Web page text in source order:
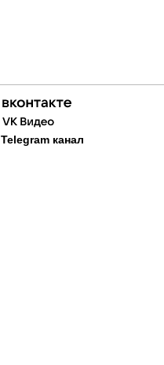
Telegram канал